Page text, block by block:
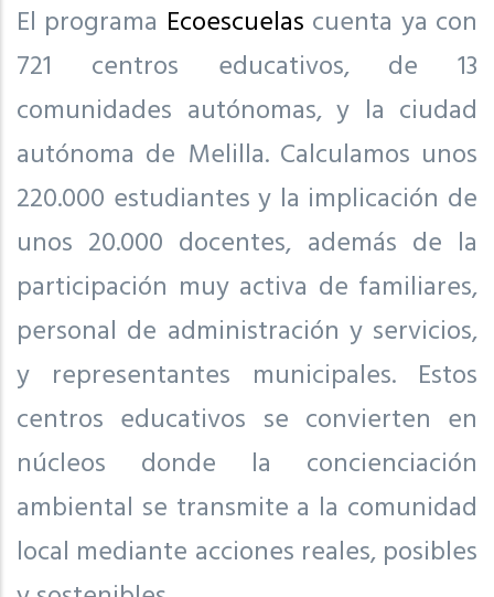
El programa Ecoescuelas cuenta ya con
721 centros educativos, de 13
comunidades autónomas, y la ciudad
autónoma de Melilla. Calculamos unos
220.000 estudiantes y la implicación de
unos 20.000 docentes, además de la
participación muy activa de familiares,
personal de administración y servicios,
y representantes municipales. Estos
centros educativos se convierten en
núcleos donde la concienciación
ambiental se transmite a la comunidad
local mediante acciones reales, posibles